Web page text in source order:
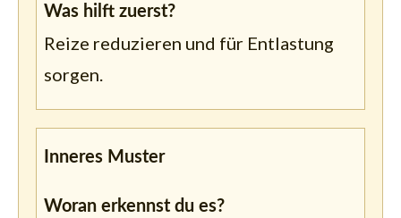
Was hilft zuerst?
Reize reduzieren und für Entlastung
sorgen.
Inneres Muster
Woran erkennst du es?